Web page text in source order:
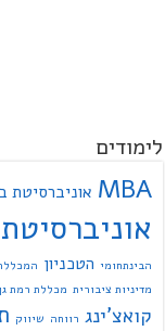
לימודים
MBA אוניברסיטת
הבינתחומי הטכניון
מדיניות ציבורית מכללת רמת גן
קואצ'ינג רווחה שיווק